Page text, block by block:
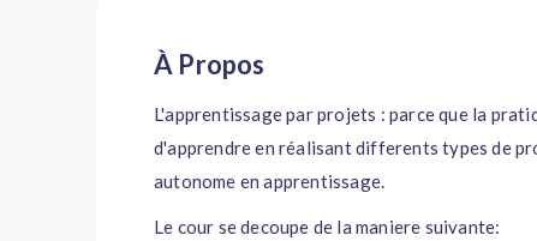
À Propos
L'apprentissage par projets : parce que la
d'apprendre en réalisant differents types de
autonome en apprentissage.
Le cour se decoupe de la maniere suivante: